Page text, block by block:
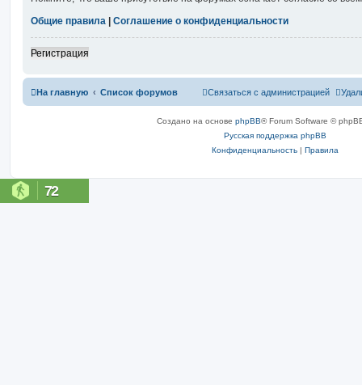
Общие правила
Соглашение о конфиденциальности
Регистрация
На главную Список форумов Связаться с администрацией
Создано на основе phpBB® Forum Software ©
Русская поддержка phpBB
Конфиденциальность | Правила
72